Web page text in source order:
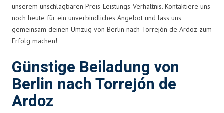
unserem unschlagbaren Preis-Leistungs-Verhältnis. Kontaktiere uns
noch heute für ein unverbindliches Angebot und lass uns
gemeinsam deinen Umzug von Berlin nach Torrejón de Ardoz zum
Erfolg machen!
Günstige Beiladung von
Berlin nach Torrejón de
Ardoz